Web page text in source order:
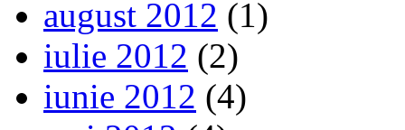
august 2012 (1)
iulie 2012 (2)
iunie 2012 (4)